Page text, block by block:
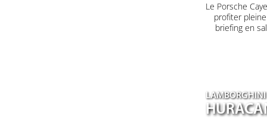
Le Porsche
profiter
briefing en
LAMBORGHINI